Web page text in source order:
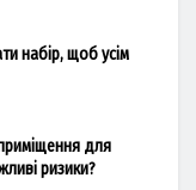
набір, щоб усім
для
ризики?